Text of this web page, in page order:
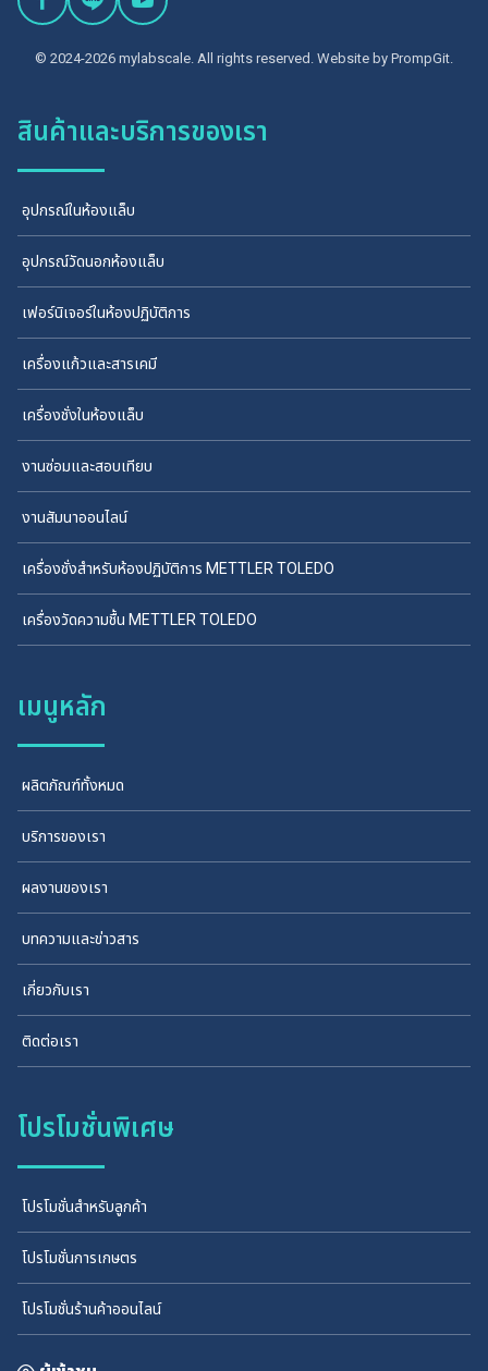
© 2024-2026 mylabscale. All rights reserved. Website by PrompGit.
สินค้าและบริการของเรา
อุปกรณ์ในห้องแล็บ
อุปกรณ์วัดนอกห้องแล็บ
เฟอร์นิเจอร์ในห้องปฏิบัติการ
เครื่องแก้วและสารเคมี
เครื่องชั่งในห้องแล็บ
งานซ่อมและสอบเทียบ
งานสัมนาออนไลน์
เครื่องชั่งสำหรับห้องปฏิบัติการ METTLER TOLEDO
เครื่องวัดความชื้น METTLER TOLEDO
เมนูหลัก
ผลิตภัณฑ์ทั้งหมด
บริการของเรา
ผลงานของเรา
บทความและข่าวสาร
เกี่ยวกับเรา
ติดต่อเรา
โปรโมชั่นพิเศษ
โปรโมชั่นสำหรับลูกค้า
โปรโมชั่นการเกษตร
โปรโมชั่นร้านค้าออนไลน์